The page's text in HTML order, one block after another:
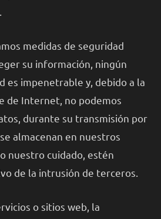
medidas de seguridad
su información, ningún
es impenetrable y, debido a la
de Internet, no podemos
durante su transmisión por
almacenan en nuestros
nuestro cuidado, estén
de la intrusión de terceros.
o sitios web, la